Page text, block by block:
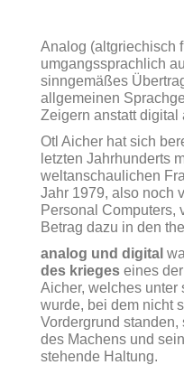
Analog (altgriechisch
umgangssprachlich
sinngemäßes
allgemeinen
Zeigern anstatt digital
Otl Aicher hat sich
letzten Jahrhunderts
weltanschaulichen
Jahr 1979, also noch
Personal Computers,
Betrag dazu in den
analog und digital
des krieges eines
Aicher, welches unter
wurde, bei dem nicht
Vordergrund
des Machens und
stehende Haltung.